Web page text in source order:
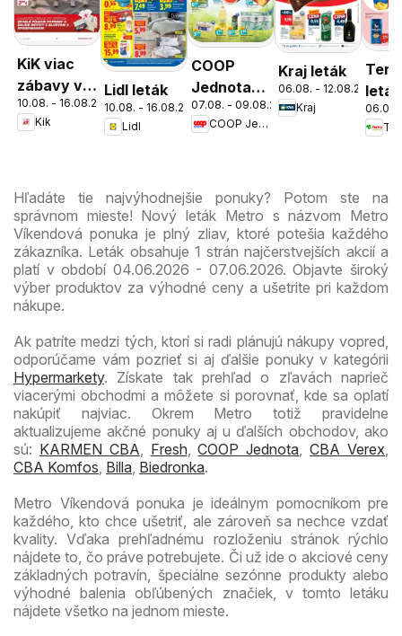
KiK viac
zábavy v
škole
10.08. - 16.08.2026
Kik
Lidl leták
10.08. - 16.08.2026
Lidl
COOP
Jednota
cez víkend
ešte
07.08. - 09.08.2026
COOP Jednota
Kraj leták
06.08. - 12.08.2026
Kraj
leták
06.08.
Hľadáte tie najvýhodnejšie ponuky? Potom ste na
správnom mieste! Nový leták Metro s názvom Metro
Víkendová ponuka je plný zliav, ktoré potešia každého
zákazníka. Leták obsahuje 1 strán najčerstvejších akcií a
platí v období 04.06.2026 - 07.06.2026. Objavte široký
výber produktov za výhodné ceny a ušetrite pri každom
nákupe.
Ak patríte medzi tých, ktorí si radi plánujú nákupy vopred,
odporúčame vám pozrieť si aj ďalšie ponuky v kategórii
Hypermarkety. Získate tak prehľad o zľavách naprieč
viacerými obchodmi a môžete si porovnať, kde sa oplatí
nakúpiť najviac. Okrem Metro totiž pravidelne
aktualizujeme akčné ponuky aj u ďalších obchodov, ako
sú: KARMEN CBA Fresh,COOP Jednota ,CBA Verex
CBA Komfos Billa Biedronka.
Metro Víkendová ponuka je ideálnym pomocníkom pre
každého, kto chce ušetriť, ale zároveň sa nechce vzdať
kvality. Vďaka prehľadnému rozloženiu stránok rýchlo
nájdete to, čo práve potrebujete. Či už ide o akciové ceny
základných potravín, špeciálne sezónne produkty alebo
výhodné balenia obľúbených značiek, v tomto letáku
nájdete všetko na jednom mieste.